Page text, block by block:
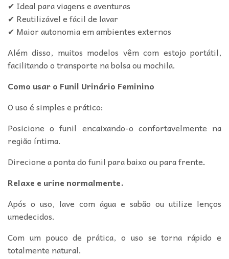
✔ Ideal para viagens e aventuras
✔ Reutilizável e fácil de lavar
✔ Maior autonomia em ambientes externos
Além disso, muitos modelos vêm com estojo portátil,
facilitando o transporte na bolsa ou mochila.
Como usar o Funil Urinário Feminino
O uso é simples e prático:
Posicione o funil encaixando-o confortavelmente na
região íntima.
Direcione a ponta do funil para baixo ou para frente.
Relaxe e urine normalmente.
Após o uso, lave com água e sabão ou utilize lenços
umedecidos.
Com um pouco de prática, o uso se torna rápido e
totalmente natural.